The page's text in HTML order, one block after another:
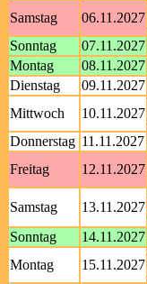
Samstag
06.11.2027
Sonntag
07.11.2027
Montag
08.11.2027
Dienstag
09.11.2027
Mittwoch
10.11.2027
Donnerstag 11.11.2027
Freitag
12.11.2027
Samstag
13.11.2027
Sonntag
14.11.2027
Montag
15.11.2027